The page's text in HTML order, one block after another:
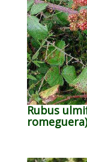
Rubus
romeguera)